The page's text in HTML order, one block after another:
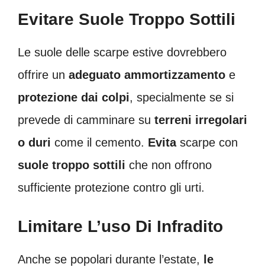
Evitare Suole Troppo Sottili
Le suole delle scarpe estive dovrebbero
offrire un adeguato ammortizzamento e
protezione dai colpi, specialmente se si
prevede di camminare su terreni irregolari
o duri come il cemento. Evitascarpe con
suole troppo sottili che non offrono
sufficiente protezione contro gli urti.
Limitare L’uso Di Infradito
Anche se popolari durante l’estate, le